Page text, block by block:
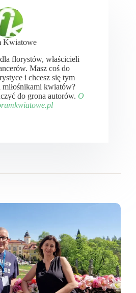
Kwiatowe
florystów, właścicieli
Masz coś do
i chcesz się tym
kwiatów?
do grona autorów. O